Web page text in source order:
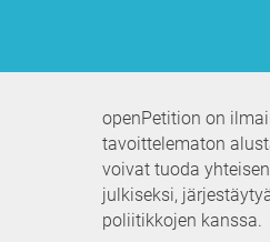
openPetition on
tavoittelematon
voivat tuoda
julkiseksi,
poliitikkojen kanssa.